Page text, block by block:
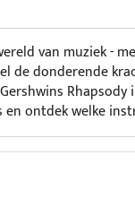
van muziek -
de donderende
en ontdek welke